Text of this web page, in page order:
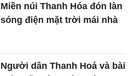
Miền núi Thanh Hóa đón làn
sóng điện mặt trời mái nhà
Người dân Thanh Hoá và bài